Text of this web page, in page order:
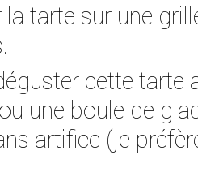
tarte sur une
cette tarte
une boule de
artifice (je